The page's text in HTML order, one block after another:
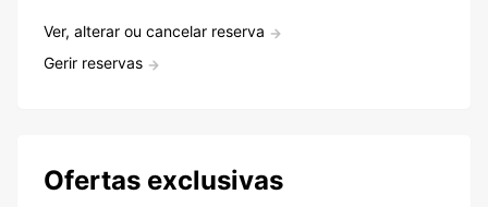
Ver, alterar ou cancelar reserva
Gerir reservas
Ofertas exclusivas